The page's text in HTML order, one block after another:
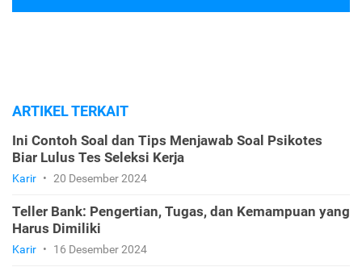
ARTIKEL TERKAIT
Ini Contoh Soal dan Tips Menjawab Soal Psikotes
Biar Lulus Tes Seleksi Kerja
Karir • 20 Desember 2024
Teller Bank: Pengertian, Tugas, dan Kemampuan yang
Harus Dimiliki
Karir • 16 Desember 2024